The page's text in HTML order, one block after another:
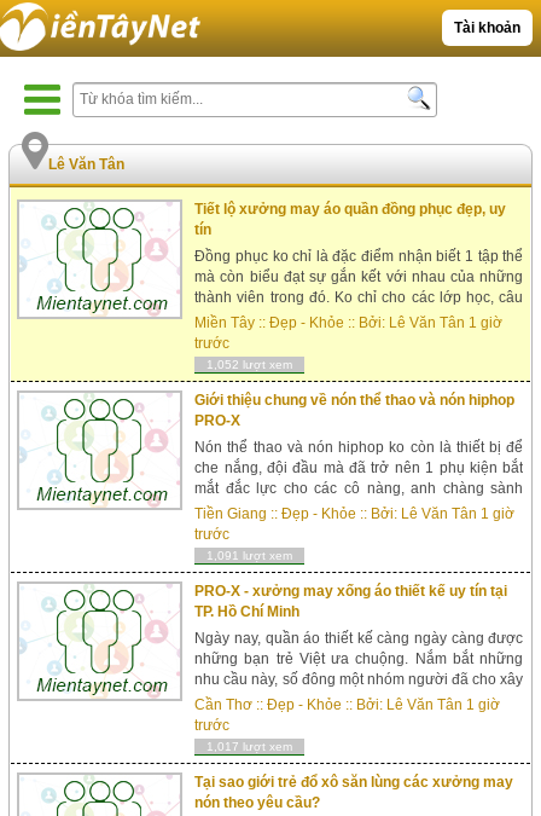
Tài khoản
Lê Văn Tân
Tiết lộ xưởng may áo quần đồng phục đẹp, uy
tín
Đồng phục ko chỉ là đặc điểm nhận biết 1 tập thể
mà còn biểu đạt sự gắn kết với nhau của những
thành viên trong đó. Ko chỉ cho các lớp học, câu
lạc bộ mặc cả các đơn vị cũng có nhu cầu sắm
xưởng may quần áo đồng phục. Với học sinh,
sinh vi&ec...
Miền Tây ::Đẹp - Khỏe :: Bởi: Lê Văn Tân 1 giờ
trước
1,052 lượt xem
Giới thiệu chung về nón thể thao và nón hiphop
PRO-X
Nón thể thao và nón hiphop ko còn là thiết bị để
che nắng, đội đầu mà đã trở nên 1 phụ kiện bắt
mắt đắc lực cho các cô nàng, anh chàng sành
điệu. Đây là những phụ kiện biểu lộ bắt mắt và
thời trang, cũng như l&a...
Tiền Giang ::Đẹp - Khỏe :: Bởi: Lê Văn Tân 1 giờ
trước
1,091 lượt xem
PRO-X - xưởng may xống áo thiết kế uy tín tại
TP. Hồ Chí Minh
Ngày nay, quần áo thiết kế càng ngày càng được
những bạn trẻ Việt ưa chuộng. Nắm bắt những
nhu cầu này, số đông một nhóm người đã cho xây
dựng thương hiệu việc kinh doanh những mẫu
quần áo thiết kế với thời trang riêng biệt. Việc
mua b&aac...
Cần Thơ ::Đẹp - Khỏe :: Bởi: Lê Văn Tân 1 giờ
trước
1,017 lượt xem
Tại sao giới trẻ đổ xô săn lùng các xưởng may
nón theo yêu cầu?